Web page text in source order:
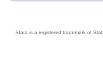
Stata is a registered trademark of